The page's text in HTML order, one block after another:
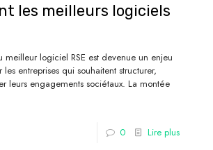
les meilleurs logiciels
meilleur logiciel RSE est devenue un enjeu
entreprises qui souhaitent structurer,
leurs engagements sociétaux. La montée
0 Lire plus